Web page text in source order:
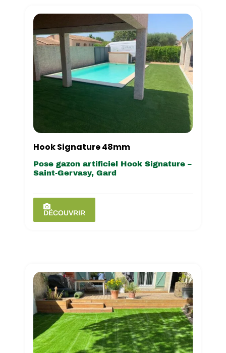
Hook Signature 48mm
Pose gazon artificiel Hook Signature –
Saint-Gervasy, Gard
DÉCOUVRIR